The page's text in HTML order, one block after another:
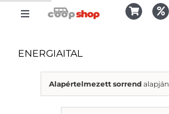
Kihagyás
Toggle
Bejelentkezés
ENERGIAITAL
Alapértelmezett sorrendalapján